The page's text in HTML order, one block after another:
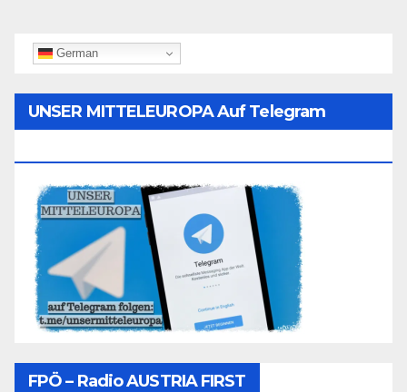
German
UNSER MITTELEUROPA Auf Telegram
FPÖ – Radio AUSTRIA FIRST